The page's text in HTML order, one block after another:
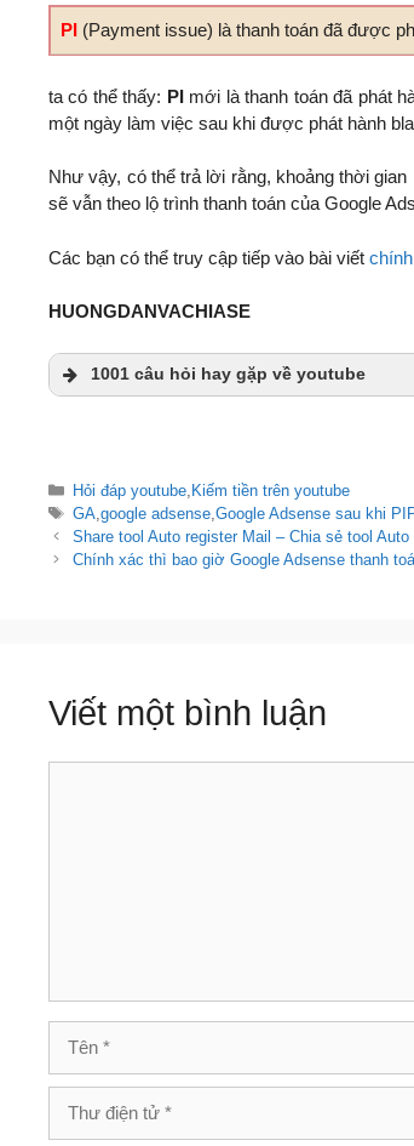
PI (Payment issue) là thanh toán đã được
ta có thể thấy: PImới là thanh toán đã phát
một ngày làm việc sau khi được phát hành
Như vậy, có thể trả lời rằng, khoảng thời
sẽ vẫn theo lộ trình thanh toán của Google
Các bạn có thể truy cập tiếp vào bài viết
HUONGDANVACHIASE
1001 câu hỏi hay gặp về youtube
Hướng dẫn chuyển chủ sở hữu
Chính xác thì bao giờ Google
Vấn đề tên trên hóa đơn nhận tiền
Danh
mục
Hỏi đáp youtube Kiếm tiền trên youtube
Thẻ
GA ,google adsense ,Google Adsense sau khi
Điều
hướng
Share tool Auto register Mail – Chia sẻ tool
Chính xác thì bao giờ Google Adsense thanh
Viết một bình luận
điện